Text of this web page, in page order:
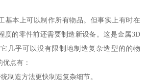
基本上可以制作所有物品。但事实上有时在
度的零件前还需要制造新设备。这是金属3D
几乎可以没有限制地制造复杂造型的的物
点有：
制造方法更快制造复杂细节。